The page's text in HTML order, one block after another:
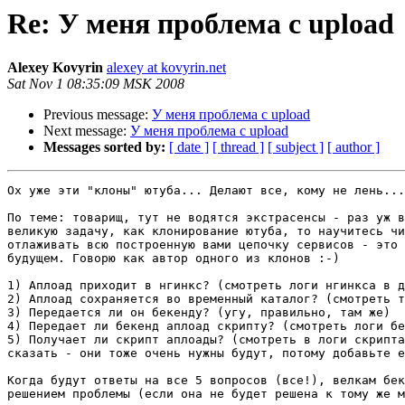
Re: У меня проблема с upload
Alexey Kovyrin alexey at kovyrin.net
Sat Nov 1 08:35:09 MSK 2008
Previous message: У меня проблема с upload
Next message: У меня проблема с upload
Messages sorted by: [ date ] [ thread ] [ subject ] [ author ]
Ох уже эти "клоны" ютуба... Делают все, кому не лень...
По теме: товарищ, тут не водятся экстрасенсы - раз уж
великую задачу, как клонирование ютуба, то научитесь
отлаживать всю построенную вами цепочку сервисов - это
будущем. Говорю как автор одного из клонов :-)
1) Аплоад приходит в нгинкс? (смотреть логи нгинкса в
2) Аплоад сохраняется во временный каталог? (смотреть
3) Передается ли он бекенду? (угу, правильно, там же)
4) Передает ли бекенд аплоад скрипту? (смотреть логи
5) Получает ли скрипт аплоады? (смотреть в логи
сказать - они тоже очень нужны будут, потому добавьте
Когда будут ответы на все 5 вопросов (все!), велкам
решением проблемы (если она не будет решена к тому же